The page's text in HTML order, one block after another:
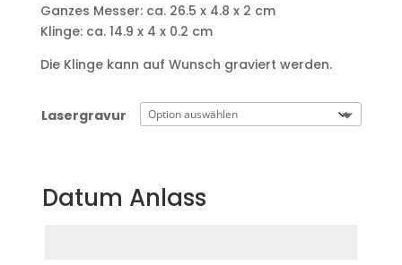
Ganzes Messer: ca. 26.5 x 4.8 x 2 cm
Klinge: ca. 14.9 x 4 x 0.2 cm
Die Klinge kann auf Wunsch graviert werden.
Lasergravur
Datum Anlass